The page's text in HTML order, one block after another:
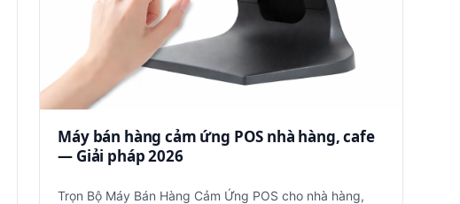
Máy bán hàng cảm ứng POS nhà hàng, cafe
— Giải pháp 2026
Trọn Bộ Máy Bán Hàng Cảm Ứng POS cho nhà hàng,